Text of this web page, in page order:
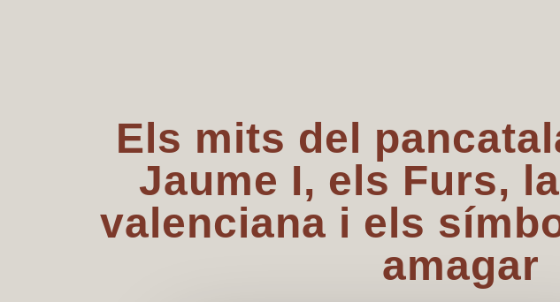
Els mits del
Jaume I, els Furs,
valenciana i els
amagar